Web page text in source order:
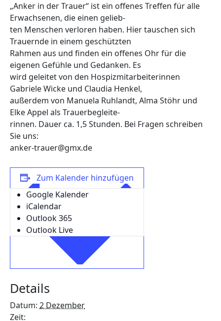
„Anker in der Trauer“ ist ein offenes Treffen für alle
Erwachsenen, die einen gelieb-
ten Menschen verloren haben. Hier tauschen sich
Trauernde in einem geschützten
Rahmen aus und finden ein offenes Ohr für die
eigenen Gefühle und Gedanken. Es
wird geleitet von den Hospizmitarbeiterinnen
Gabriele Wicke und Claudia Henkel,
außerdem von Manuela Ruhlandt, Alma Stöhr und
Elke Appel als Trauerbegleite-
rinnen. Dauer ca. 1,5 Stunden. Bei Fragen schreiben
Sie uns:
anker-trauer@gmx.de
Zum Kalender hinzufügen
Google Kalender
iCalendar
Outlook 365
Outlook Live
Details
Datum: 2 Dezember
Zeit: